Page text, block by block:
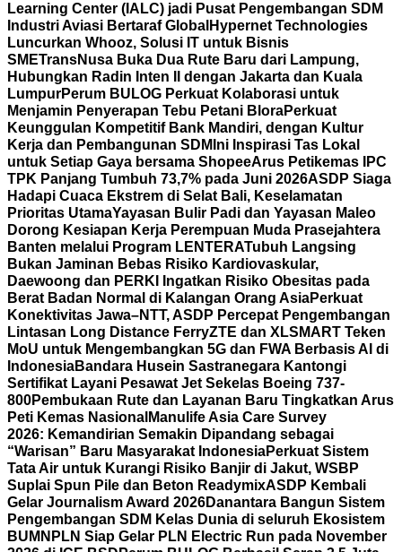
Learning Center (IALC) jadi Pusat Pengembangan SDM
Industri Aviasi Bertaraf Global Hypernet Technologies
Luncurkan Whooz, Solusi IT untuk Bisnis
SMETransNusa Buka Dua Rute Baru dari Lampung,
Hubungkan Radin Inten II dengan Jakarta dan Kuala
LumpurPerum BULOG Perkuat Kolaborasi untuk
Menjamin Penyerapan Tebu Petani BloraPerkuat
Keunggulan Kompetitif Bank Mandiri, dengan Kultur
Kerja dan Pembangunan SDM Ini Inspirasi Tas Lokal
untuk Setiap Gaya bersama ShopeeArus Petikemas IPC
TPK Panjang Tumbuh 73,7% pada Juni 2026ASDP Siaga
Hadapi Cuaca Ekstrem di Selat Bali, Keselamatan
Prioritas UtamaYayasan Bulir Padi dan Yayasan Maleo
Dorong Kesiapan Kerja Perempuan Muda Prasejahtera
Banten melalui Program LENTERATubuh Langsing
Bukan Jaminan Bebas Risiko Kardiovaskular,
Daewoong dan PERKI Ingatkan Risiko Obesitas pada
Berat Badan Normal di Kalangan Orang AsiaPerkuat
Konektivitas Jawa–NTT, ASDP Percepat Pengembangan
Lintasan Long Distance FerryZTE dan XLSMART Teken
MoU untuk Mengembangkan 5G dan FWA Berbasis AI di
IndonesiaBandara Husein Sastranegara Kantongi
Sertifikat Layani Pesawat Jet Sekelas Boeing 737-
800Pembukaan Rute dan Layanan Baru Tingkatkan Arus
Peti Kemas Nasional Manulife Asia Care Survey
2026: Kemandirian Semakin Dipandang sebagai
“Warisan” Baru Masyarakat IndonesiaPerkuat Sistem
Tata Air untuk Kurangi Risiko Banjir di Jakut, WSBP
Suplai Spun Pile dan Beton ReadymixASDP Kembali
Gelar Journalism Award 2026Danantara Bangun Sistem
Pengembangan SDM Kelas Dunia di seluruh Ekosistem
BUMN PLN Siap Gelar PLN Electric Run pada November